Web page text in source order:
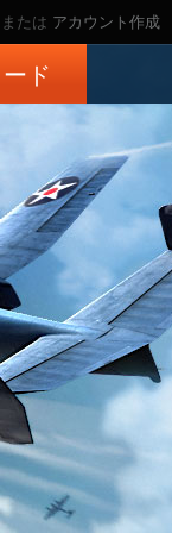
または アカウント作成
ド